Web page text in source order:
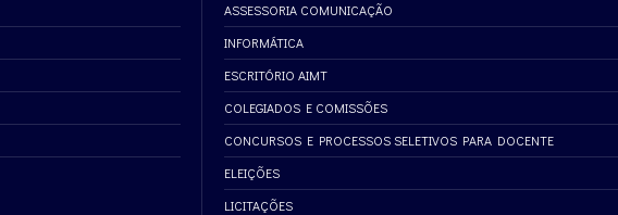
ASSESSORIA COMUNICAÇÃO
INFORMÁTICA
ESCRITÓRIO AIMT
COLEGIADOS E COMISSÕES
CONCURSOS E PROCESSOS SELETIVOS PARA DOCENTE
ELEIÇÕES
LICITAÇÕES